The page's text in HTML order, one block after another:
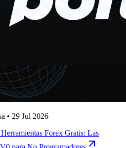
• 29 Jul 2026
Forex Gratis: Las